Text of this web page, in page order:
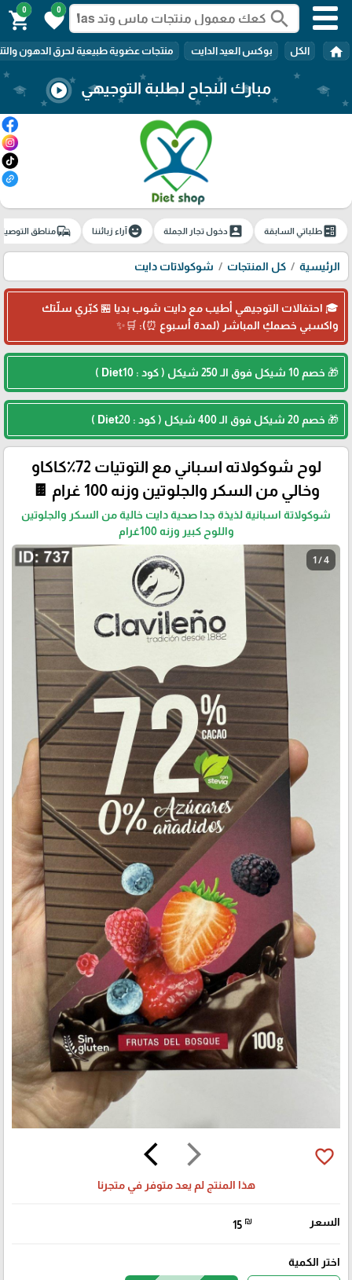
search
0
favorite
0
shopping_cart
home الكل بوكس العيد الدايت منتجات عضوية طبيعية لحرق الدهون
مبارك النجاح لطلبة التوجيهي play_circle
ballotطلباتي السابقة account_boxدخول تجار الجملة emoji_emotionsآراء زبائننا commuteمناطق
الرئيسية كل المنتجات شوكولاتات دايت
🎓 احتفالات التوجيهي أطيب مع دايت شوب بديا 🏪 كبّري سلّتك
واكسبي خصمكِ المباشر (لمدة أسبوع ⏰): 🛒✨
🎁 خصم 10 شيكل فوق الـ 250 شيكل ( كود : Diet10 )
🎁 خصم 20 شيكل فوق الـ 400 شيكل ( كود : Diet20 )
لوح شوكولاته اسباني مع التوتيات 72٪كاكاو
وخالي من السكر والجلوتين وزنه 100 غرام 🍫
شوكولاتة اسبانية لذيذة جدا صحية دايت خالية من السكر والجلوتين
واللوح كبير وزنه 100غرام
1 / 4
arrow_forward_ios
arrow_back_ios favorite_border
هذا المنتج لم يعد متوفر في متجرنا
السعر 15 ₪
اختر الكمية